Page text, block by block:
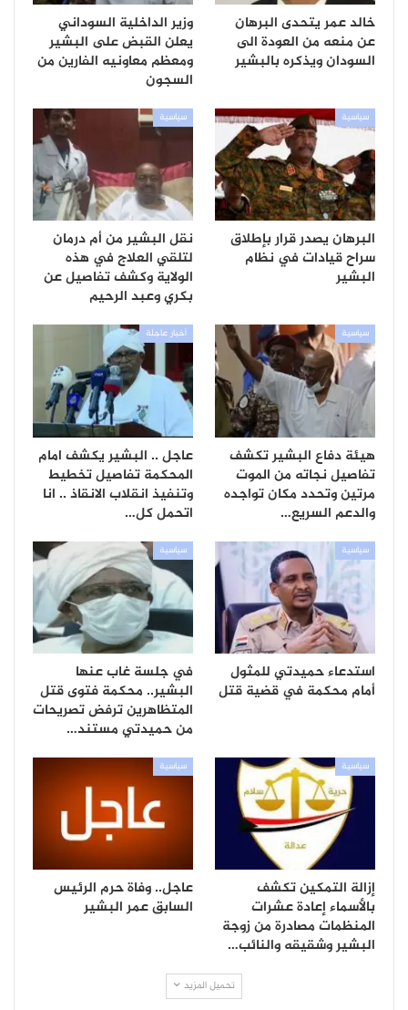
خالد عمر يتحدى البرهان
عن منعه من العودة الى
السودان ويذكره بالبشير
وزير الداخلية السوداني
يعلن القبض على البشير
ومعظم معاونيه الفارين من
السجون
سياسية
البرهان يصدر قرار بإطلاق
سراح قيادات في نظام
البشير
سياسية
نقل البشير من أم درمان
لتلقي العلاج في هذه
الولاية وكشف تفاصيل عن
بكري وعبد الرحيم
سياسية
هيئة دفاع البشير تكشف
تفاصيل نجاته من الموت
مرتين وتحدد مكان تواجده
والدعم السريع…
أخبار عاجلة
عاجل .. البشير يكشف امام
المحكمة تفاصيل تخطيط
وتنفيذ انقلاب الانقاذ .. انا
اتحمل كل…
سياسية
استدعاء حميدتي للمثول
أمام محكمة في قضية قتل
سياسية
في جلسة غاب عنها
البشير.. محكمة فتوى قتل
المتظاهرين ترفض تصريحات
من حميدتي مستند…
سياسية
إزالة التمكين تكشف
بالأسماء إعادة عشرات
المنظمات مصادرة من زوجة
البشير وشقيقه والنائب…
سياسية
عاجل.. وفاة حرم الرئيس
السابق عمر البشير
تحميل المزيد